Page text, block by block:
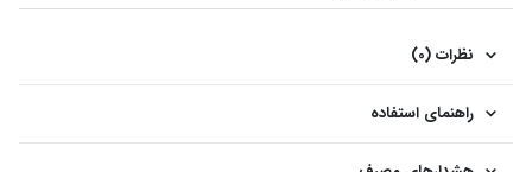
نظرات (0)
راهنمای استفاده